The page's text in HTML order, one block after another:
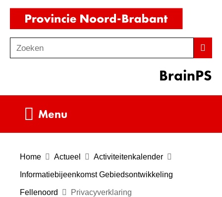
Ga
de
inhoud
o
Zoeken
BrainPS
Menu
Home Actueel Activiteitenkalender
Informatiebijeenkomst Gebiedsontwikkeling
Fellenoord Privacyverklaring